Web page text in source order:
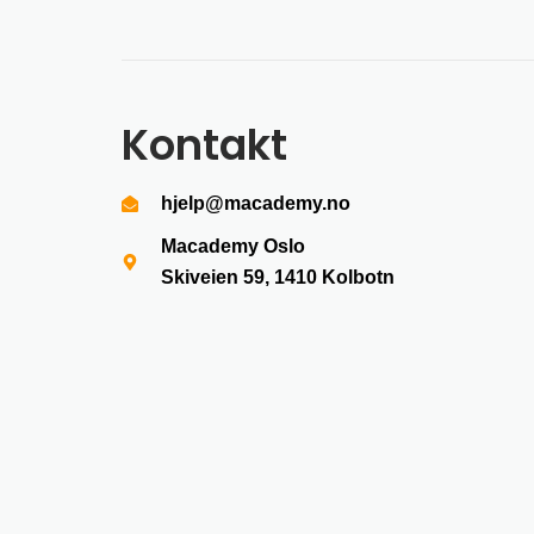
Kontakt
hjelp@macademy.no
Macademy Oslo
Skiveien 59, 1410 Kolbotn